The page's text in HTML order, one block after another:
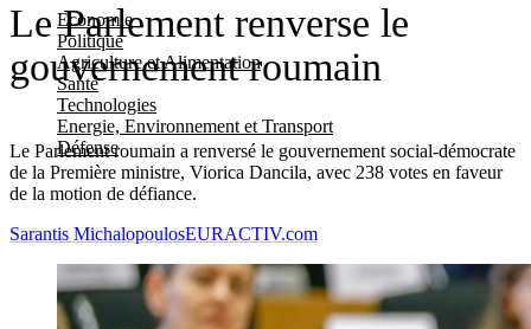
Economie
Politique
Agriculture et Alimentation
Santé
Technologies
Energie, Environnement et Transport
Défense
Le Parlement renverse le
gouvernement roumain
Le Parlement roumain a renversé le gouvernement social-démocrate
de la Première ministre, Viorica Dancila, avec 238 votes en faveur
de la motion de défiance.
Sarantis MichalopoulosEURACTIV.com